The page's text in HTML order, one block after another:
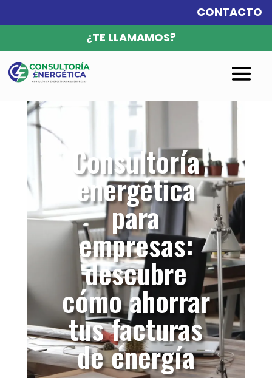
CONTACTO
¿TE LLAMAMOS?
Consultoría
energética
para
empresas:
descubre
cómo ahorrar
tus facturas
de energía